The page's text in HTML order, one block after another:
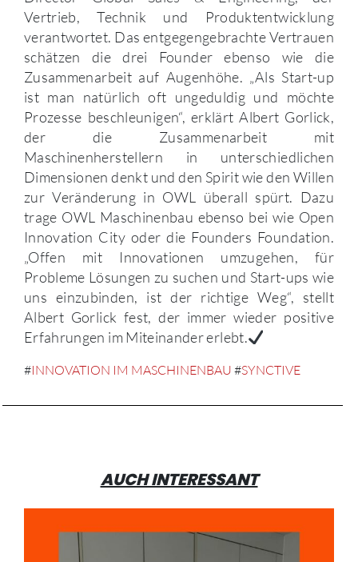
Vertrieb, Technik und Produktentwicklung
verantwortet. Das entgegengebrachte Vertrauen
schätzen die drei Founder ebenso wie die
Zusammenarbeit auf Augenhöhe. „Als Start-up
ist man natürlich oft ungeduldig und möchte
Prozesse beschleunigen“, erklärt Albert Gorlick,
der die Zusammenarbeit mit
Maschinenherstellern in unterschiedlichen
Dimensionen denkt und den Spirit wie den Willen
zur Veränderung in OWL überall spürt. Dazu
trage OWL Maschinenbau ebenso bei wie Open
Innovation City oder die Founders Foundation.
„Offen mit Innovationen umzugehen, für
Probleme Lösungen zu suchen und Start-ups wie
uns einzubinden, ist der richtige Weg“, stellt
Albert Gorlick fest, der immer wieder positive
Erfahrungen im Miteinander erlebt.
#INNOVATION IM MASCHINENBAU #SYNCTIVE
AUCH INTERESSANT